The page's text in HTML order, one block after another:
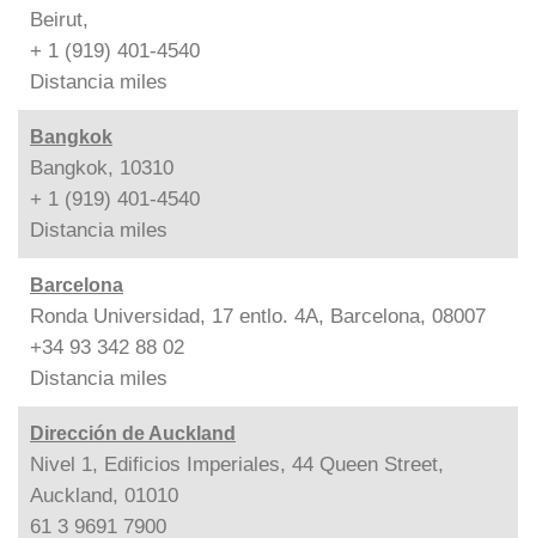
Beirut,
+ 1 (919) 401-4540
Distancia miles
Bangkok
Bangkok, 10310
+ 1 (919) 401-4540
Distancia miles
Barcelona
Ronda Universidad, 17 entlo. 4A, Barcelona, 08007
+34 93 342 88 02
Distancia miles
Dirección de Auckland
Nivel 1, Edificios Imperiales, 44 Queen Street,
Auckland, 01010
61 3 9691 7900